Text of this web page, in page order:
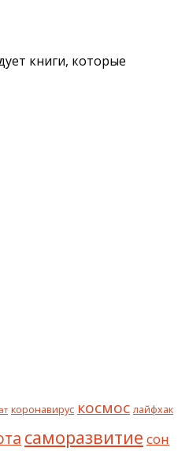
книги, которые
коронавирус космос лайфхак
саморазвитие сон